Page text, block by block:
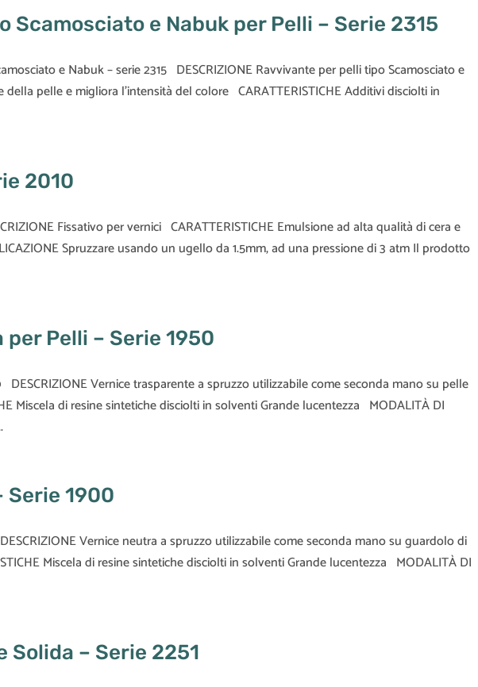
Scamosciato e Nabuk per Pelli – Serie 2315
e Nabuk – serie 2315 DESCRIZIONE Ravvivante per pelli tipo Scamosciato e
della pelle e migliora l’intensità del colore CARATTERISTICHE Additivi disciolti in
2010
Fissativo per vernici CARATTERISTICHE Emulsione ad alta qualità di cera e
Spruzzare usando un ugello da 1.5mm, ad una pressione di 3 atm Il prodotto
Pelli – Serie 1950
DESCRIZIONE Vernice trasparente a spruzzo utilizzabile come seconda mano su pelle
Miscela di resine sintetiche disciolti in solventi Grande lucentezza MODALITÀ DI
Serie 1900
Vernice neutra a spruzzo utilizzabile come seconda mano su guardolo di
Miscela di resine sintetiche disciolti in solventi Grande lucentezza MODALITÀ DI
Solida – Serie 2251